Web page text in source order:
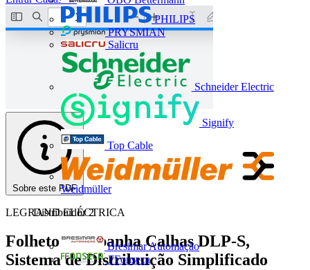
PHILIPS
PRYSMIAN
Salicru
Schneider Electric
Signify
Top Cable
Weidmüller
Distribuidor 2
Bresimar Automação
FFonseca
Sobre este PDF
LEGRAND ELÉCTRICA
Folheto Campanha Calhas DLP-S,
Sistema de Distribuição Simplificado